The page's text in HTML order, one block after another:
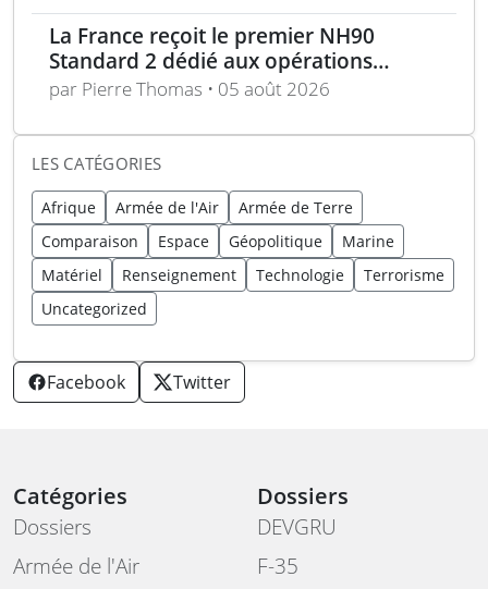
La France reçoit le premier NH90
Standard 2 dédié aux opérations
spéciales
par Pierre Thomas • 05 août 2026
LES CATÉGORIES
Afrique Armée de l'Air
Armée de Terre
Comparaison
Espace Géopolitique
Marine
Matériel
Renseignement Technologie
Terrorisme
Uncategorized
Facebook Twitter
Catégories
Dossiers
Armée de l'Air
Dossiers
DEVGRU
F-35